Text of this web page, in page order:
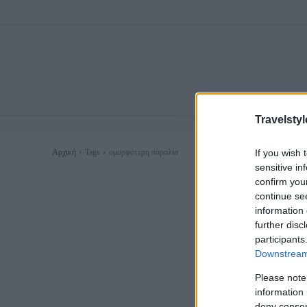
If you wish
sensitive
confirm
continue
information
further
Please
information
Αρχική Tags ομορφότερη παραλία